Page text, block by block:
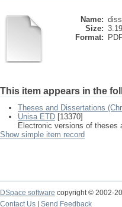
Name:
Size:
Format:
This item appears in the
Theses and Dissertations
Unisa ETD [13370]
Electronic versions of theses
Show simple item record
DSpace software copyright © 2002-
Contact Us
Send Feedback